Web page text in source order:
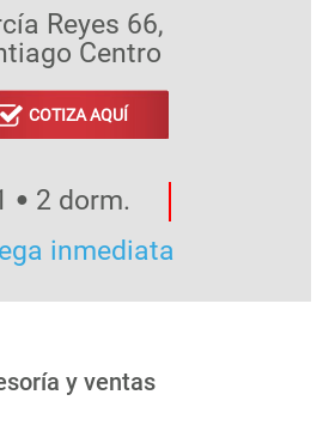
Reyes 66,
Centro
COTIZA AQUÍ
● 2 dorm.
inmediata
y ventas